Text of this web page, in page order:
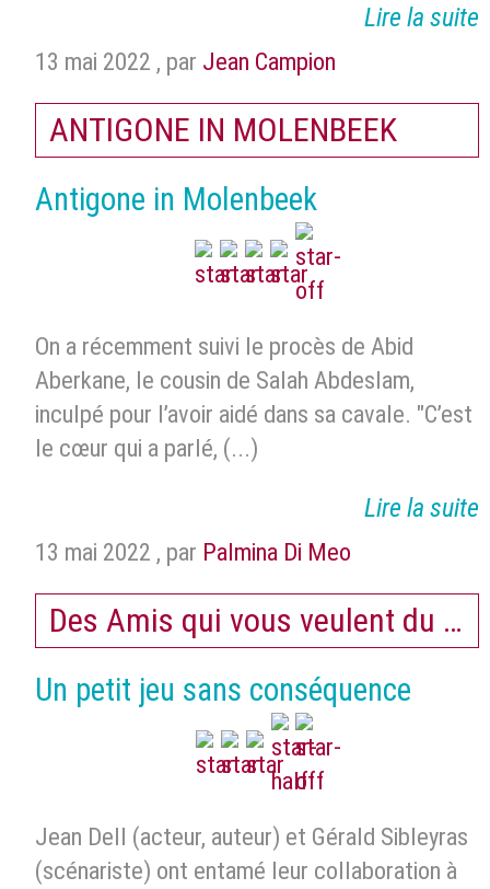
Lire la suite
13 mai 2022 , par Jean Campion
ANTIGONE IN MOLENBEEK
Antigone in Molenbeek
On a récemment suivi le procès de Abid
Aberkane, le cousin de Salah Abdeslam,
inculpé pour l’avoir aidé dans sa cavale. "C’est
le cœur qui a parlé, (...)
Lire la suite
13 mai 2022 , par Palmina Di Meo
Des Amis qui vous veulent du
Un petit jeu sans conséquence
Jean Dell (acteur, auteur) et Gérald Sibleyras
(scénariste) ont entamé leur collaboration à